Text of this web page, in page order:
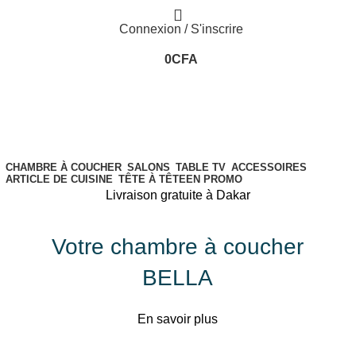
Connexion / S'inscrire
0CFA
CHAMBRE À COUCHER SALONS TABLE TV ACCESSOIRES
ARTICLE DE CUISINE TÊTE À TÊTEEN PROMO
Livraison gratuite à Dakar
Votre chambre à coucher
BELLA
En savoir plus